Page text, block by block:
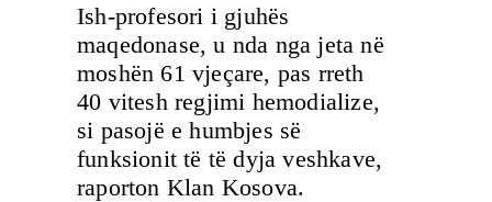
Ish-profesori i gjuhës
maqedonase, u nda nga jeta në
moshën 61 vjeçare, pas rreth
40 vitesh regjimi hemodialize,
si pasojë e humbjes së
funksionit të të dyja veshkave,
raporton Klan Kosova.